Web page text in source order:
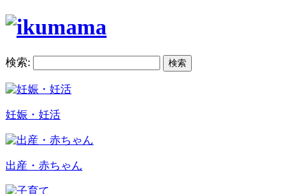
検索:
妊娠・妊活
出産・赤ちゃん